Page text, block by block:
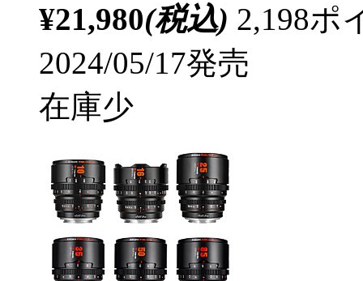
¥21,980(税込) 2,198ポ
2024/05/17発売
在庫少